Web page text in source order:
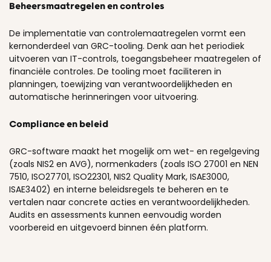
Beheersmaatregelen en controles
De implementatie van controlemaatregelen vormt een
kernonderdeel van GRC-tooling. Denk aan het periodiek
uitvoeren van IT-controls, toegangsbeheer maatregelen of
financiële controles. De tooling moet faciliteren in
planningen, toewijzing van verantwoordelijkheden en
automatische herinneringen voor uitvoering.
Compliance en beleid
GRC-software maakt het mogelijk om wet- en regelgeving
(zoals NIS2 en AVG), normenkaders (zoals ISO 27001 en NEN
7510, ISO27701, ISO22301, NIS2 Quality Mark, ISAE3000,
ISAE3402) en interne beleidsregels te beheren en te
vertalen naar concrete acties en verantwoordelijkheden.
Audits en assessments kunnen eenvoudig worden
voorbereid en uitgevoerd binnen één platform.